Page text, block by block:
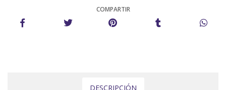
COMPARTIR
DESCRIPCIÓN